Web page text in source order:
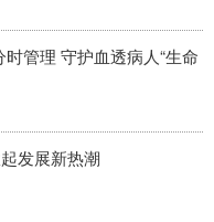
管理 守护血透病人“生命
发展新热潮